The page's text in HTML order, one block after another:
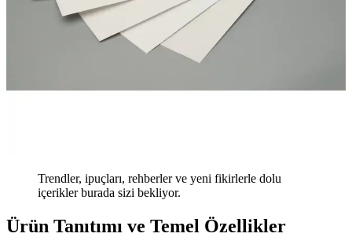
Trendler, ipuçları, rehberler ve yeni fikirlerle dolu
içerikler burada sizi bekliyor.
Ürün Tanıtımı ve Temel Özellikler